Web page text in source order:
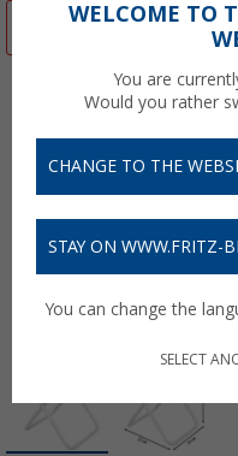
WELCOME TO
You are
Would you rather
CHANGE TO THE
STAY ON WWW.FRITZ-
You can change the
SELECT